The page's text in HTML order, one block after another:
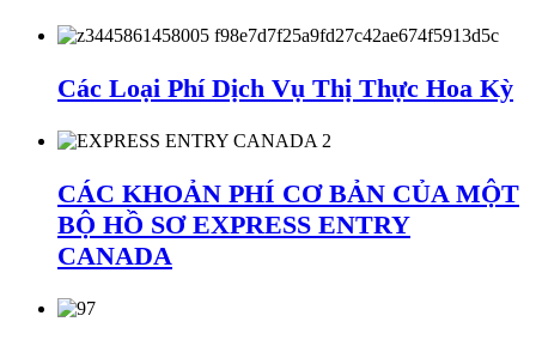
Các Loại Phí Dịch Vụ Thị Thực Hoa Kỳ
CÁC KHOẢN PHÍ CƠ BẢN CỦA MỘT
BỘ HỒ SƠ EXPRESS ENTRY
CANADA